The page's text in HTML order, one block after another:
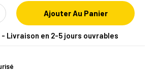
Ajouter Au Panier
Livraison en 2-5 jours ouvrables